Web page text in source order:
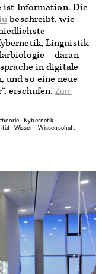
ist Information. Die
beschreibt, wie
Linguistik
– daran
in digitale
und so eine neue
erschufen.Zum
∙ Kybernetik ∙
∙ Wissen ∙Wissenschaft∙